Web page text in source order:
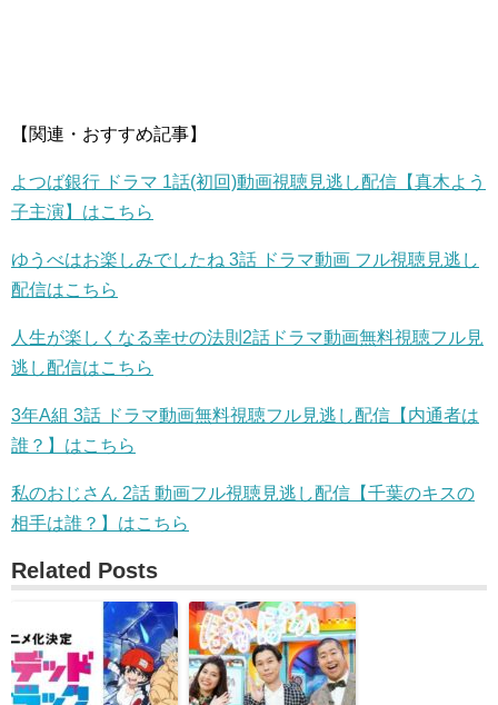
【関連・おすすめ記事】
よつば銀行 ドラマ 1話(初回)動画視聴見逃し配信【真木よう
子主演】はこちら
ゆうべはお楽しみでしたね 3話 ドラマ動画 フル視聴見逃し
配信はこちら
人生が楽しくなる幸せの法則2話ドラマ動画無料視聴フル見
逃し配信はこちら
3年A組 3話 ドラマ動画無料視聴フル見逃し配信【内通者は
誰？】はこちら
私のおじさん 2話 動画フル視聴見逃し配信【千葉のキスの
相手は誰？】はこちら
Related Posts